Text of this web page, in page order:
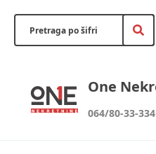
One
064/80-33-334